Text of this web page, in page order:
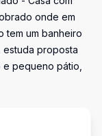
onde em
tem um banheiro
estuda proposta
pequeno pátio,